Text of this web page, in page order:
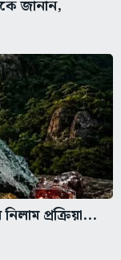
জানান,
প্রক্রিয়া...